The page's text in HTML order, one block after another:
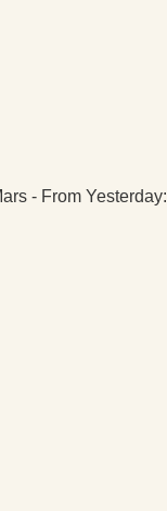
- From Yesterday: